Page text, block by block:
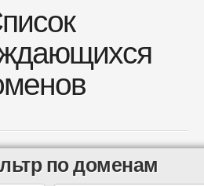
по доменам